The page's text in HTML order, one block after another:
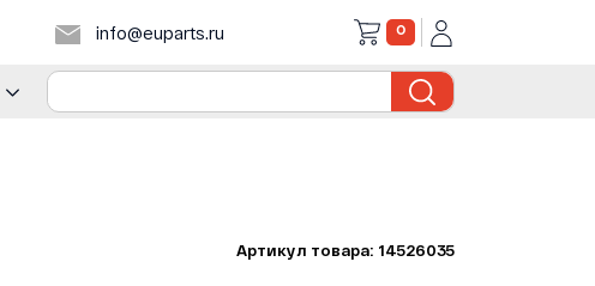
info@euparts.ru 0
Артикул товара: 14526035